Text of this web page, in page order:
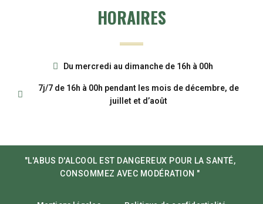
HORAIRES
Du mercredi au dimanche de 16h à 00h
7j/7 de 16h à 00h pendant les mois de décembre, de
juillet et d’août
"L'ABUS D'ALCOOL EST DANGEREUX POUR LA SANTÉ,
CONSOMMEZ AVEC MODÉRATION "